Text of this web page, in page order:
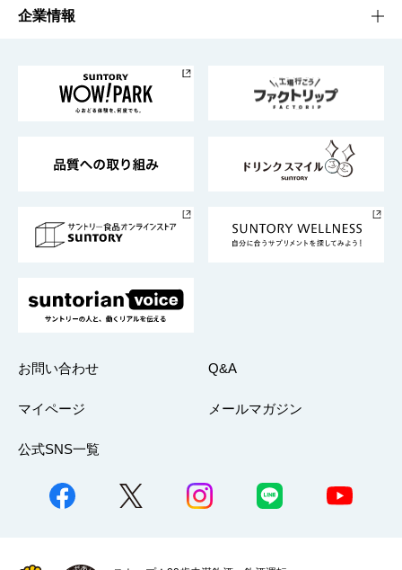
栄養成分一覧
工場見学
地域情報
サントリーホール
サントリーサンバーズ大阪
サステナビリティTOP
サントリーが考えるサステナビリティ経営
企業情報
企業概要
採用情報
お問い合わせ Q&A
マイページ メールマガジン
公式SNS一覧